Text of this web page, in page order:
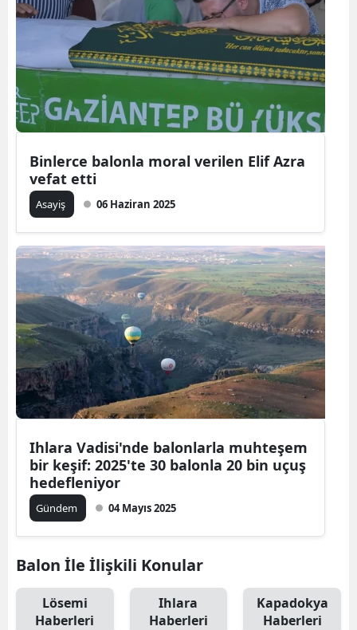
Binlerce balonla moral verilen Elif Azra
vefat etti
Asayiş 06 Haziran 2025
Ihlara Vadisi'nde balonlarla muhteşem
bir keşif: 2025'te 30 balonla 20 bin uçuş
hedefleniyor
Gündem 04 Mayıs 2025
Balon İle İlişkili Konular
Lösemi
Haberleri
Ihlara
Haberleri
Kapadokya
Haberleri